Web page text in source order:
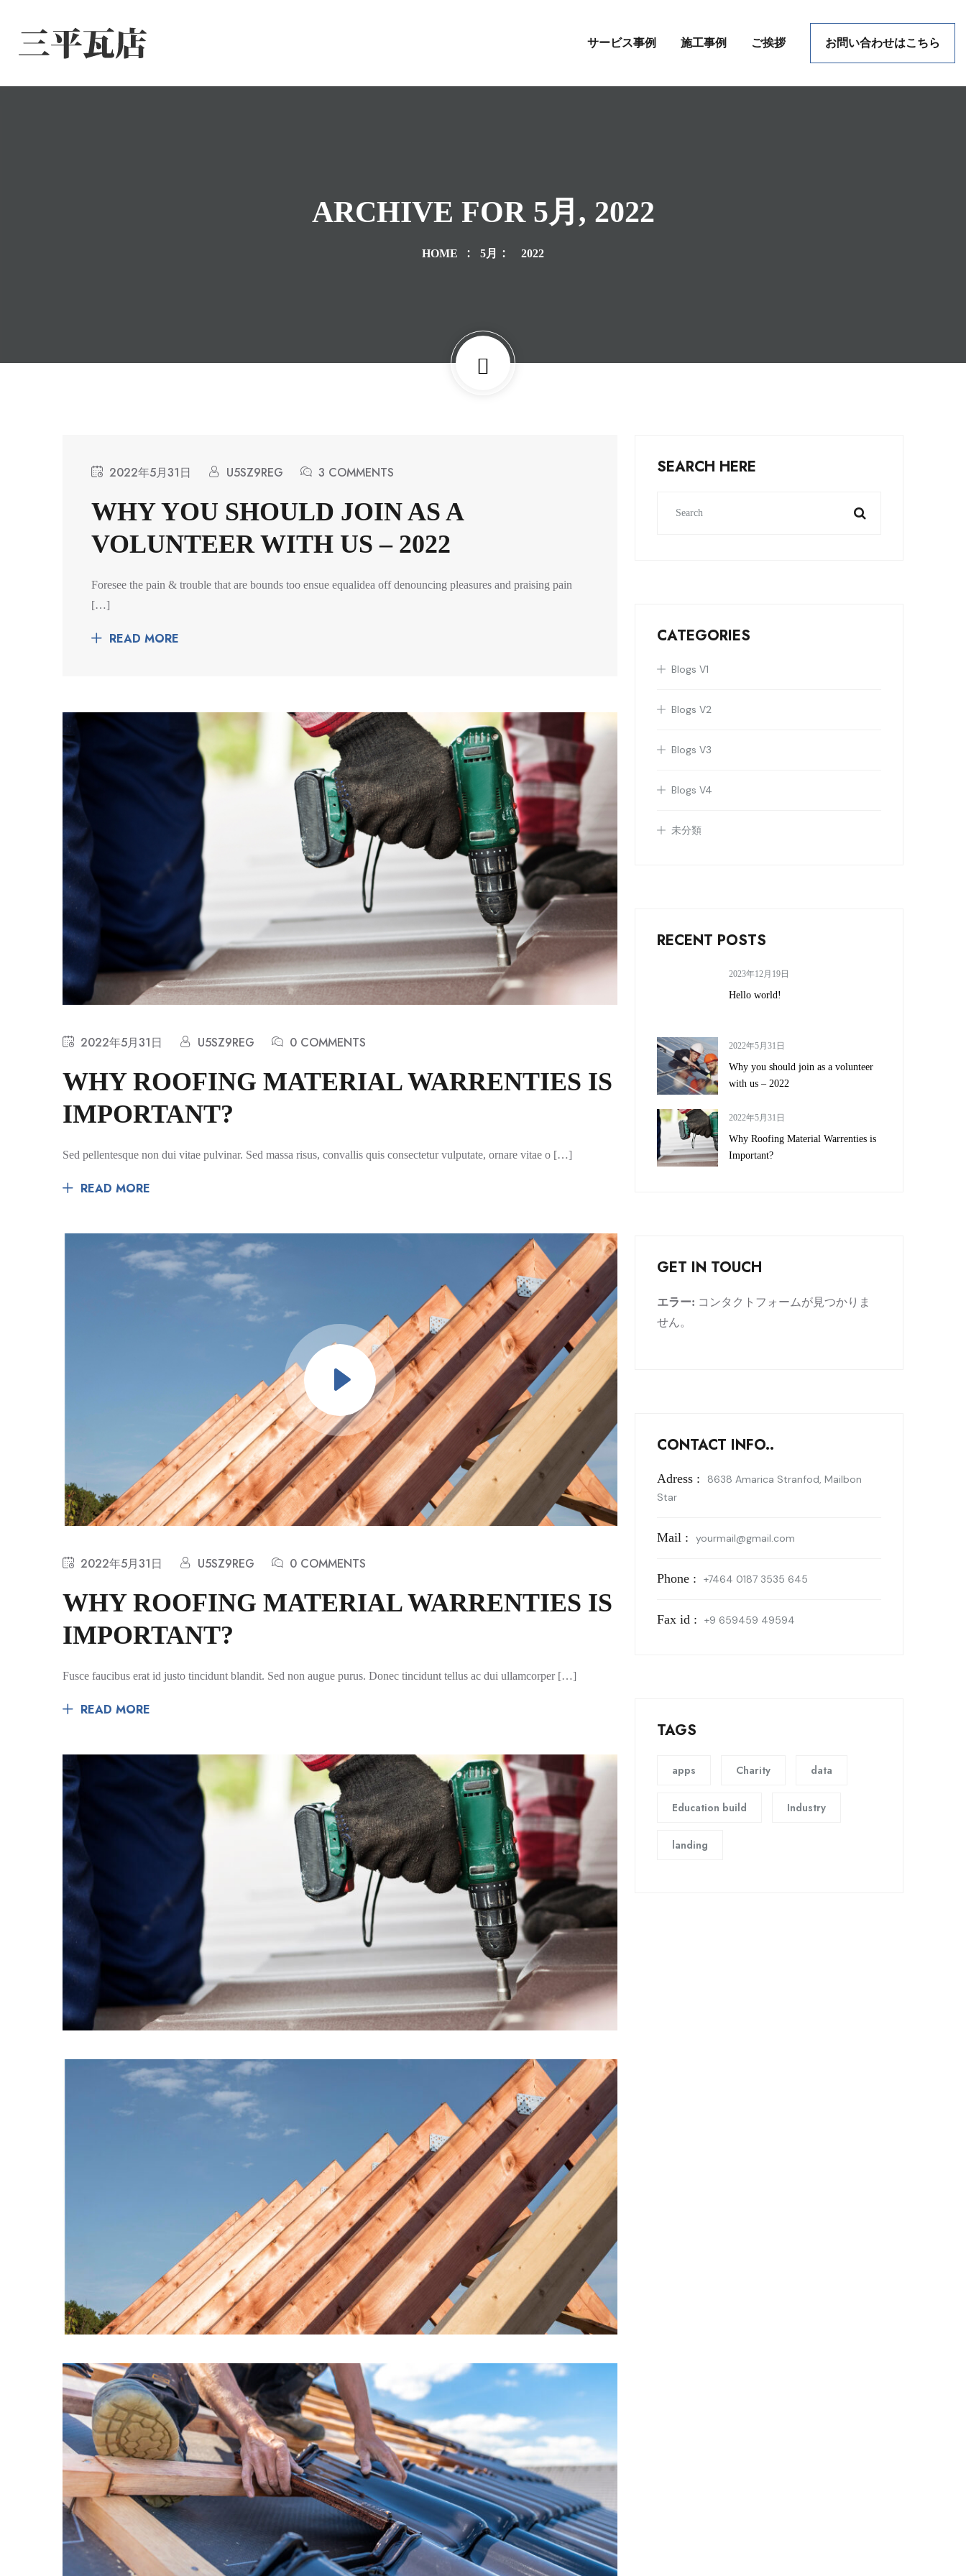
サービス事例 施工事例 ご挨拶 お問い合わせはこちら
ARCHIVE FOR 5月, 2022
HOME 5月 2022
2022年5月31日 U5SZ9REG 3 COMMENTS
WHY YOU SHOULD JOIN AS A
VOLUNTEER WITH US – 2022
Foresee the pain & trouble that are bounds too ensue equalidea off denouncing pleasures and praising pain
[…]
READ MORE
2022年5月31日 U5SZ9REG 0 COMMENTS
WHY ROOFING MATERIAL WARRENTIES IS
IMPORTANT?
Sed pellentesque non dui vitae pulvinar. Sed massa risus, convallis quis consectetur vulputate, ornare vitae o […]
READ MORE
2022年5月31日 U5SZ9REG 0 COMMENTS
WHY ROOFING MATERIAL WARRENTIES IS
IMPORTANT?
Fusce faucibus erat id justo tincidunt blandit. Sed non augue purus. Donec tincidunt tellus ac dui ullamcorper […]
READ MORE
SEARCH HERE
CATEGORIES
Blogs V1
Blogs V2
Blogs V3
Blogs V4
未分類
RECENT POSTS
2023年12月19日
Hello world!
2022年5月31日
Why you should join as a volunteer
with us – 2022
2022年5月31日
Why Roofing Material Warrenties is
Important?
GET IN TOUCH
エラー: コンタクトフォームが見つかりま
せん。
CONTACT INFO..
Adress :
8638 Amarica Stranfod, Mailbon
Star
Mail : yourmail@gmail.com
Phone : +7464 0187 3535 645
Fax id : +9 659459 49594
TAGS
apps Charity data
Education build Industry
landing